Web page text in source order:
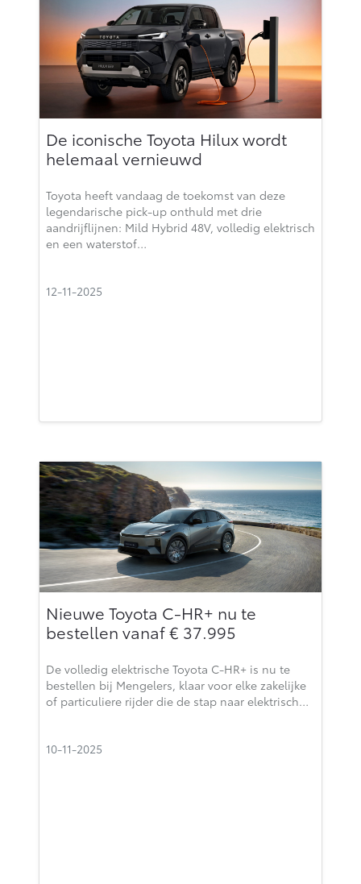
De iconische Toyota Hilux wordt
helemaal vernieuwd
Toyota heeft vandaag de toekomst van deze
legendarische pick-up onthuld met drie
aandrijflijnen: Mild Hybrid 48V, volledig elektrisch
en een waterstof…
12-11-2025
Nieuwe Toyota C-HR+ nu te
bestellen vanaf € 37.995
De volledig elektrische Toyota C-HR+ is nu te
bestellen bij Mengelers, klaar voor elke zakelijke
of particuliere rijder die de stap naar elektrisch…
10-11-2025